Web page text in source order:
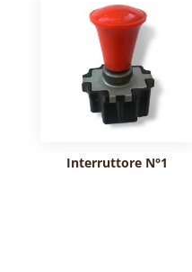
Interruttore N°1